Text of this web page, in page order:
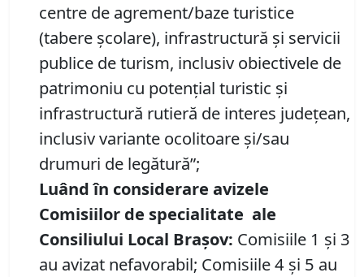
centre de agrement/baze turistice
(tabere școlare), infrastructură și servicii
publice de turism, inclusiv obiectivele de
patrimoniu cu potențial turistic și
infrastructură rutieră de interes județean,
inclusiv variante ocolitoare și/sau
drumuri de legătură”;
Luând în considerare avizele
Comisiilor de specialitate ale
Consiliului Local Brașov: Comisiile 1 și 3
au avizat nefavorabil; Comisiile 4 și 5 au